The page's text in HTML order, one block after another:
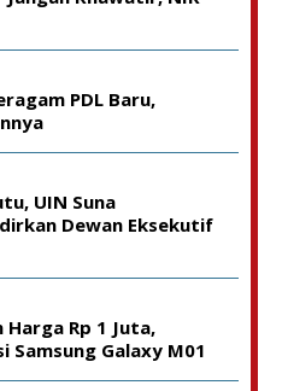
PDL Baru,
UIN Suna
Dewan Eksekutif
Rp 1 Juta,
Samsung Galaxy M01